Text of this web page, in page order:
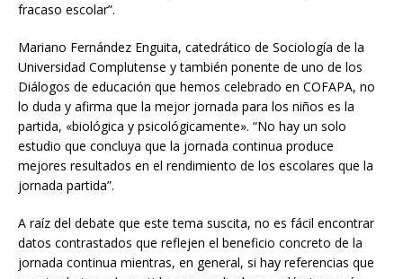
fracaso escolar”.
Mariano Fernández Enguita, catedrático de Sociología de la
Universidad Complutense y también ponente de uno de los
Diálogos de educación que hemos celebrado en COFAPA, no
lo duda y afirma que la mejor jornada para los niños es la
partida, «biológica y psicológicamente». “No hay un solo
estudio que concluya que la jornada continua produce
mejores resultados en el rendimiento de los escolares que la
jornada partida”.
A raíz del debate que este tema suscita, no es fácil encontrar
datos contrastados que reflejen el beneficio concreto de la
jornada continua mientras, en general, si hay referencias que